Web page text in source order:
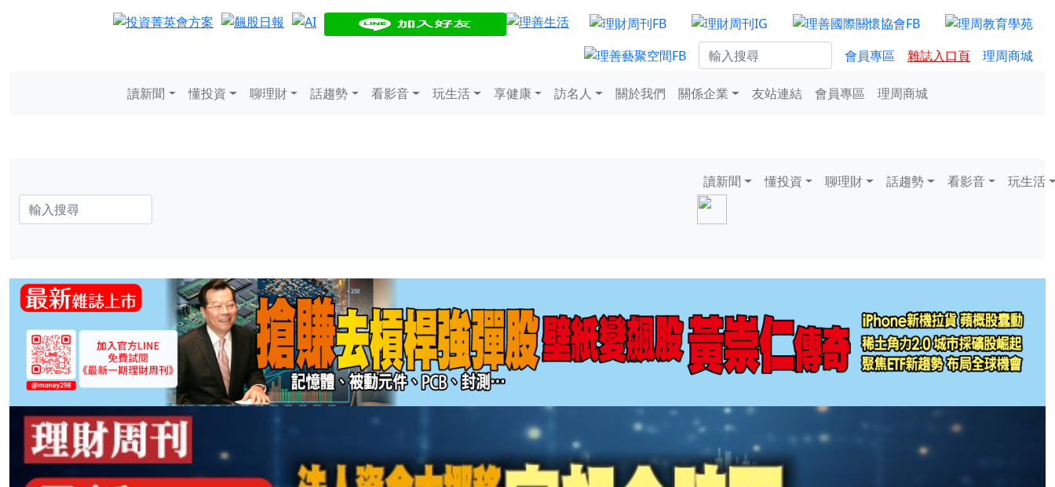
會員專區 雜誌入口頁 理周商城
讀新聞 懂投資 聊理財 話趨勢 看影音 玩生活 享健康 訪名人 關於我們 關係企業 友站連結 會員專區 理周商城
讀新聞 懂投資 聊理財 話趨勢 看影音 玩生活